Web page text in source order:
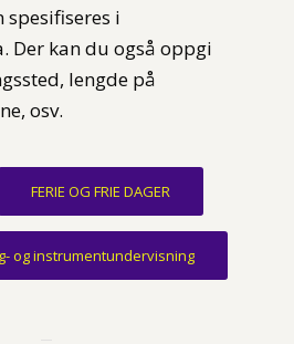
i
Der kan du også oppgi
lengde på
osv.
FERIE OG FRIE DAGER
og instrumentundervisning